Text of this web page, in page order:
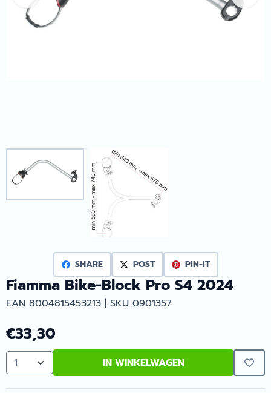
SHARE POST PIN-IT
Fiamma Bike-Block Pro S4 2024
EAN 8004815453213 | SKU 0901357
€33,30
Aantal IN WINKELWAGEN